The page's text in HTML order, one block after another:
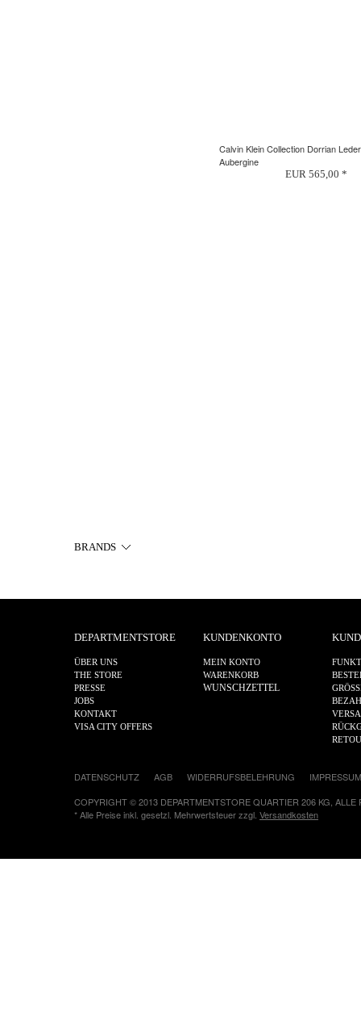
Calvin Klein Collection Dorrian
Aubergine
EUR 565,00 *
BRANDS
DEPARTMENTSTORE
ÜBER UNS
THE STORE
PRESSE
JOBS
KONTAKT
VISA CITY OFFERS
KUNDENKONTO
MEIN KONTO
WARENKORB
WUNSCHZETTEL
DATENSCHUTZ AGB WIDERRUFSBELEHRUNG
IMPRESSUM
COPYRIGHT © 2013 DEPARTMENTSTORE QUARTIER 206 KG, ALLE
* Alle Preise inkl. gesetzl. Mehrwertsteuer zzgl. Versandkosten